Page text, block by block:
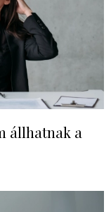
állhatnak a